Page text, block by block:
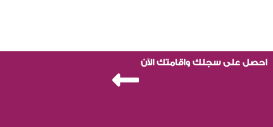
احصل على سجلك واقامتك الآن